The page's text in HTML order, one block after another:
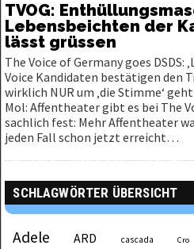
TVOG:
Lebensbeichten der
lässt grüssen
The Voice of Germany goes DSDS:
Voice Kandidaten bestätigen den
wirklich NUR um ‚die Stimme‘
Mol: Affentheater gibt es bei The
sachlich fest: Mehr Affentheater
jeden Fall schon jetzt erreicht…
SCHLAGWÖRTER ÜBERSICHT
Adele ARD cascada Cro